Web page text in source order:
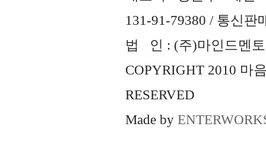
131-91-79380 / 통신판
법 인 : (주)마인드멘토
COPYRIGHT 2010 마
RESERVED
Made by